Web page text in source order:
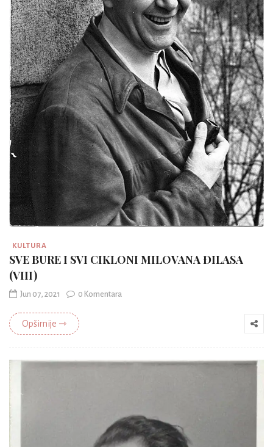
KULTURA
SVE BURE I SVI CIKLONI MILOVANA ĐILASA
(VIII)
Jun 07, 2021 0 Komentara
Opširnije ⇾